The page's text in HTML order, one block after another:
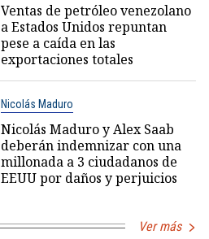
Ventas de petróleo venezolano
a Estados Unidos repuntan
pese a caída en las
exportaciones totales
Nicolás Maduro
Nicolás Maduro y Alex Saab
deberán indemnizar con una
millonada a 3 ciudadanos de
EEUU por daños y perjuicios
Ver más